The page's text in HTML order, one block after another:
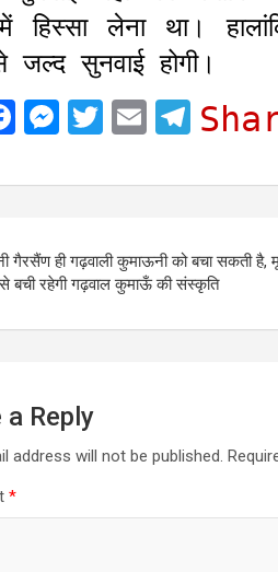
हिस्सा लेना था।
सुनवाई होगी।
F
c
b
o
o
M
s
e
n
g
r
T
i
t
e
r
E
a
l
T
l
g
r
a
गैरसैंण ही गढ़वाली कुमाऊनी को बचा सकती है,
बची रहेगी गढ़वाल कुमाऊँ की संस्कृति
a Reply
address will not be published.
*